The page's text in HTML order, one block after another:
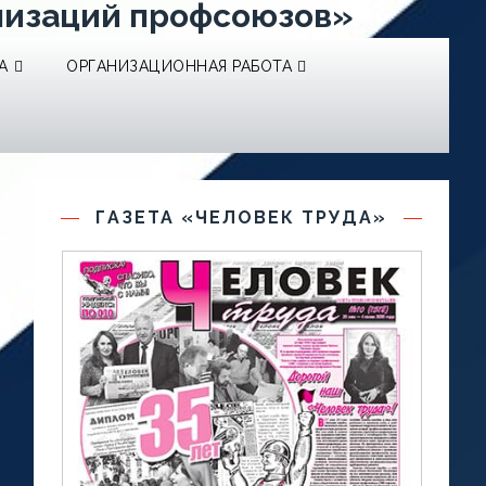
профсоюзов»
ОРГАНИЗАЦИОННАЯ РАБОТА
ГАЗЕТА «ЧЕЛОВЕК ТРУДА»